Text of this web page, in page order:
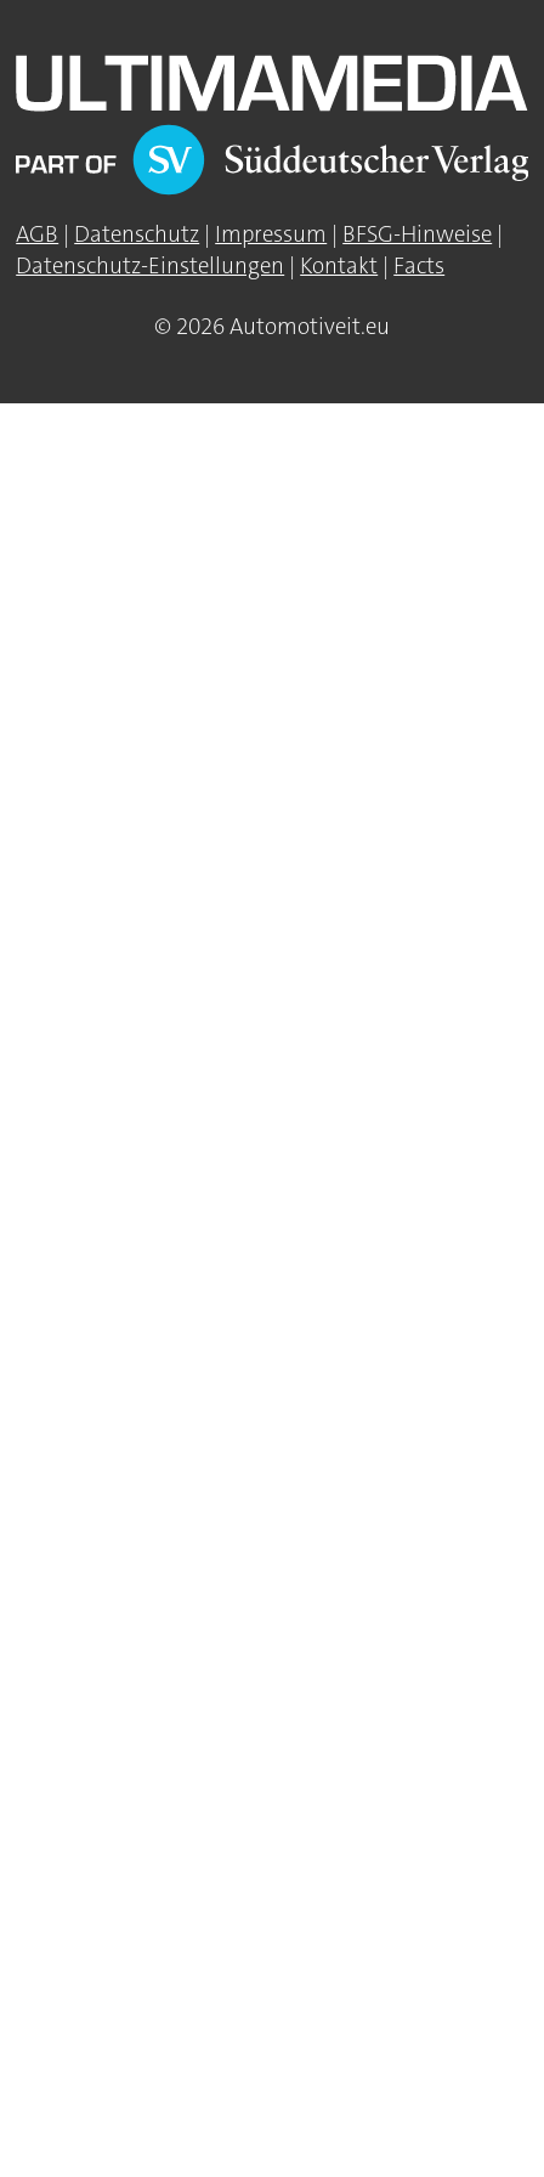
AGB | Datenschutz | Impressum | BFSG-Hinweise |
Datenschutz-Einstellungen | Kontakt | Facts
© 2026 Automotiveit.eu